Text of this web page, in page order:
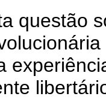
questão